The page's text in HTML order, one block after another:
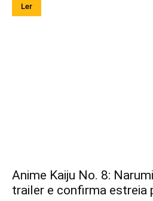
Ler
Anime Kaiju No. 8:
trailer e confirma estreia